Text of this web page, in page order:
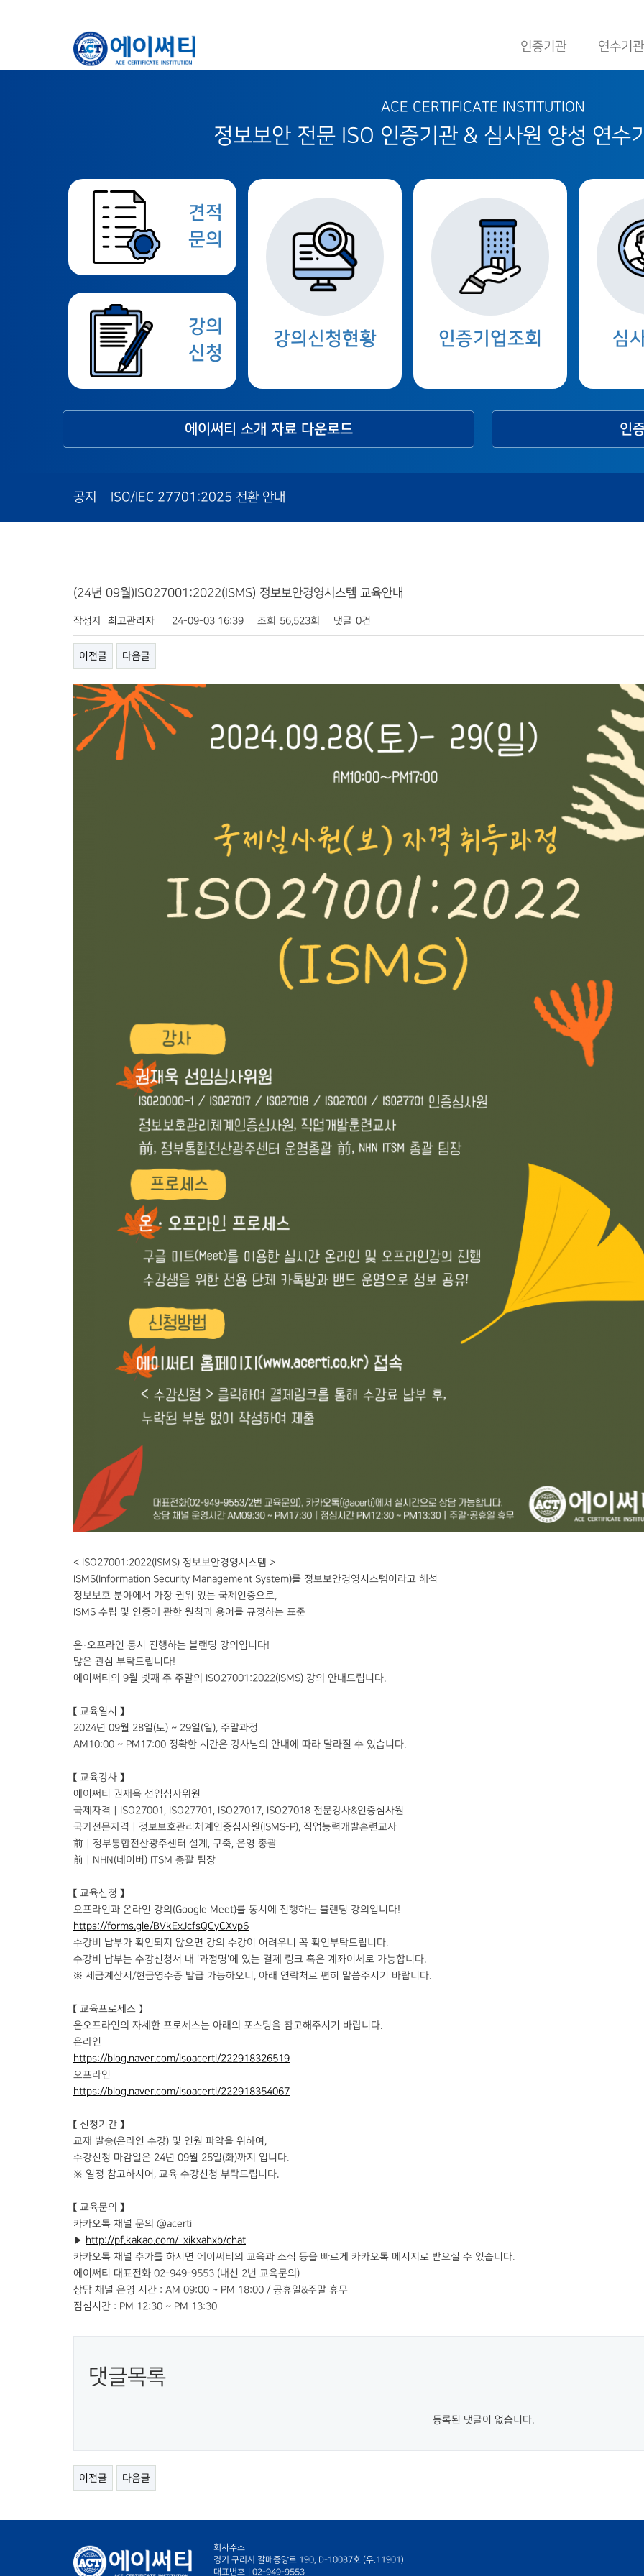
인증기관 연수기관
ACE CERTIFICATE INSTITUTION
정보보안 전문 ISO 인증기관 & 심사원 양성 연수
강의신청현황 인증기업조회 심
견적
문의
강의
신청
에이써티 소개 자료 다운로드 인
공지 ISO/IEC 27701:2025 전환 안내
(24년 09월)ISO27001:2022(ISMS) 정보보안경영시스템 교육안내
작성자 최고관리자 24-09-03 16:39 조회 56,523회 댓글 0건
이전글 다음글
< ISO27001:2022(ISMS) 정보보안경영시스템 >
ISMS(Information Security Management System)를 정보보안경영시스템이라고 해석
정보보호 분야에서 가장 권위 있는 국제인증으로,
ISMS 수립 및 인증에 관한 원칙과 용어를 규정하는 표준
온·오프라인 동시 진행하는 블랜딩 강의입니다!
많은 관심 부탁드립니다!
에이써티의 9월 넷째 주 주말의 ISO27001:2022(ISMS) 강의 안내드립니다.
【 교육일시 】
2024년 09월 28일(토) ~ 29일(일), 주말과정
AM10:00 ~ PM17:00 정확한 시간은 강사님의 안내에 따라 달라질 수 있습니다.
【 교육강사 】
에이써티 권재욱 선임심사위원
국제자격｜ISO27001, ISO27701, ISO27017, ISO27018 전문강사&인증심사원
국가전문자격｜정보보호관리체계인증심사원(ISMS-P), 직업능력개발훈련교사
前｜정부통합전산광주센터 설계, 구축, 운영 총괄
前｜NHN(네이버) ITSM 총괄 팀장
【 교육신청 】
오프라인과 온라인 강의(Google Meet)를 동시에 진행하는 블랜딩 강의입니다!
https://forms.gle/BVkExJcfsQCyCXvp6
수강비 납부가 확인되지 않으면 강의 수강이 어려우니 꼭 확인부탁드립니다.
수강비 납부는 수강신청서 내 '과정명'에 있는 결제 링크 혹은 계좌이체로 가능합니다.
※ 세금계산서/현금영수증 발급 가능하오니, 아래 연락처로 편히 말씀주시기 바랍니다.
【 교육프로세스 】
온오프라인의 자세한 프로세스는 아래의 포스팅을 참고해주시기 바랍니다.
온라인
https://blog.naver.com/isoacerti/222918326519
오프라인
https://blog.naver.com/isoacerti/222918354067
【 신청기간 】
교재 발송(온라인 수강) 및 인원 파악을 위하여,
수강신청 마감일은 24년 09월 25일(화)까지 입니다.
※ 일정 참고하시어, 교육 수강신청 부탁드립니다.
【 교육문의 】
카카오톡 채널 문의 @acerti
▶ http://pf.kakao.com/_xikxahxb/chat
카카오톡 채널 추가를 하시면 에이써티의 교육과 소식 등을 빠르게 카카오톡 메시지로 받으실 수 있습니다.
에이써티 대표전화 02-949-9553 (내선 2번 교육문의)
상담 채널 운영 시간 : AM 09:00 ~ PM 18:00 / 공휴일&주말 휴무
점심시간 : PM 12:30 ~ PM 13:30
댓글목록
등록된 댓글이 없습니다.
이전글 다음글
회사주소
경기 구리시 갈매중앙로 190, D-10087호 (우.11901)
대표번호
02-949-9553